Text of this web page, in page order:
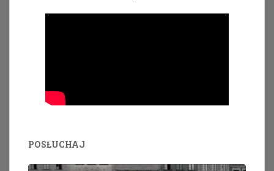
POSŁUCHAJ
Odtwarzacz